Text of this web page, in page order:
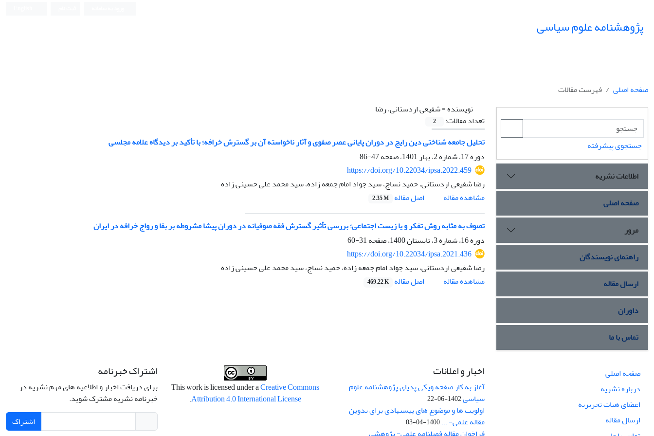
پژوهشنامه علوم سیاسی
صفحه اصلی
فهرست مقالات
نویسنده =شفیعی اردستانی، رضا
تعداد مقالات:
2
تحلیل جامعه شناختی دین رایج در دوران پایانی عصر صفوی و آثار ناخواسته آن بر گسترش خرافه؛ با تأکید بر دیدگاه علامه مجلسی
دوره 17، شماره 2، بهار 1401، صفحه
47-86
https://doi.org/10.22034/ipsa.2022.459
رضا شفیعی اردستانی، حمید نساج، سید جواد امام جمعه زاده، سید محمد علی حسینی زاده
مشاهده مقاله
اصل مقاله 2.35 M
تصوف به مثابه روش تفکر و یا زیست اجتماعی؛ بررسی تأثیر گسترش فقه صوفیانه در دوران پیشا مشروطه بر بقا و رواج خرافه در ایران
دوره 16، شماره 3، تابستان 1400، صفحه
31-60
https://doi.org/10.22034/ipsa.2021.436
رضا شفیعی اردستانی، سید جواد امام جمعه زاده، حمید نساج، سید محمد علی حسینی زاده
مشاهده مقاله
اصل مقاله 469.22 K
جستجوی پیشرفته
اطلاعات نشریه
صفحه اصلی
مرور
راهنمای نویسندگان
ارسال مقاله
داوران
تماس با ما
صفحه اصلی
درباره نشریه
اعضای هیات تحریریه
ارسال مقاله
اخبار و اعلانات
آغاز به کار صفحه ویکی پدیای پژوهشنامه علوم
سیاسی1402-06-22
اولویت ها و موضوع های پیشنهادی برای تدوین
مقاله علمی- ...1400-04-03
This work is licensed under aCreative Commons
Attribution 4.0 International License
.
اشتراک خبرنامه
برای دریافت اخبار و اطلاعیه های مهم نشریه در
خبرنامه نشریه مشترک شوید.
اشتراک